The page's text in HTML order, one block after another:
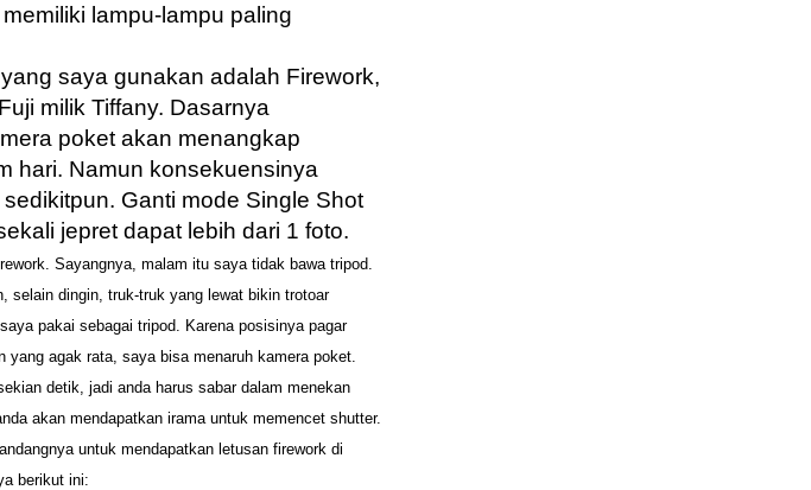
lampu-lampu paling
saya gunakan adalah Firework,
milik Tiffany. Dasarnya
poket akan menangkap
hari. Namun konsekuensinya
Ganti mode Single Shot
jepret dapat lebih dari 1 foto.
Sayangnya, malam itu saya tidak bawa tripod.
selain dingin, truk-truk yang lewat bikin trotoar
pakai sebagai tripod. Karena posisinya pagar
agak rata, saya bisa menaruh kamera poket.
detik,
jadi anda harus sabar dalam menekan
akan mendapatkan irama untuk memencet shutter.
untuk mendapatkan letusan firework di
berikut ini: